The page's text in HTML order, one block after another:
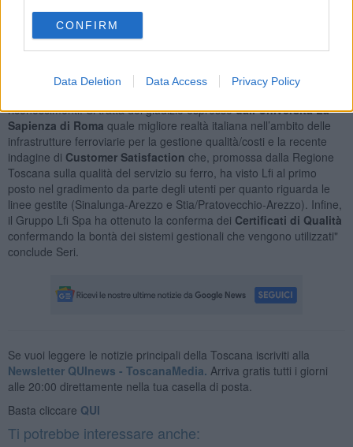
CONFIRM
Data Deletion Data Access Privacy Policy
controllo e sicurezza a bordo dei convogli (ERTMS) nonché a
favore dell’eliminazione di tutte le coperture in amianto ancora
presenti in alcuni casi.
Il bilancio consuntivo 2015 ha inoltre evidenziato come, nel corso
riconoscimenti. Si tratta del giudizio espressodall’Università La
Sapienza di Roma quale migliore realtà italiana nell’ambito delle
infrastrutture ferroviarie per la gestione qualità/costi e la recente
indagine di Customer Satisfaction che, promossa dalla Regione
Toscana sulla qualità del servizio su ferro, ha visto Lfi al primo
posto nel gradimento da parte degli utenti per quanto riguarda le
linee gestite (Sinalunga-Arezzo e Stia/Pratovecchio-Arezzo). Infine,
il Gruppo Lfi Spa ha ottenuto la conferma dei Certificati di Qualità
confermando la bontà dei sistemi gestionali che vengono utilizzati"
conclude Seri.
Se vuoi leggere le notizie principali della Toscana iscriviti alla
Newsletter QUInews - ToscanaMedia. Arriva gratis tutti i giorni
alle 20:00 direttamente nella tua casella di posta.
Basta cliccare QUI
Ti potrebbe interessare anche: